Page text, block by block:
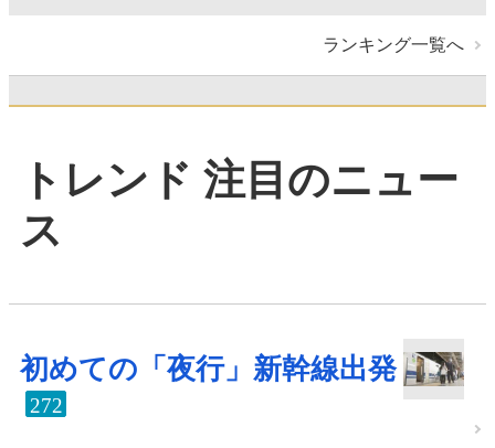
ランキング一覧へ
トレンド 注目のニュー
ス
初めての「夜行」新幹線出発
272